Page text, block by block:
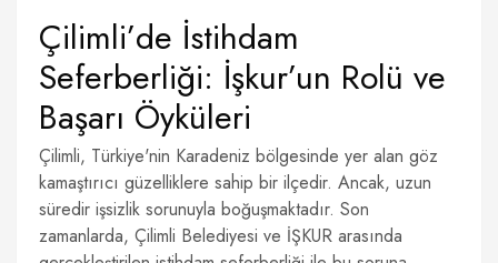
Çilimli’de İstihdam
Seferberliği: İşkur’un Rolü ve
Başarı Öyküleri
Çilimli, Türkiye'nin Karadeniz bölgesinde yer alan göz
kamaştırıcı güzelliklere sahip bir ilçedir. Ancak, uzun
süredir işsizlik sorunuyla boğuşmaktadır. Son
zamanlarda, Çilimli Belediyesi ve İŞKUR arasında